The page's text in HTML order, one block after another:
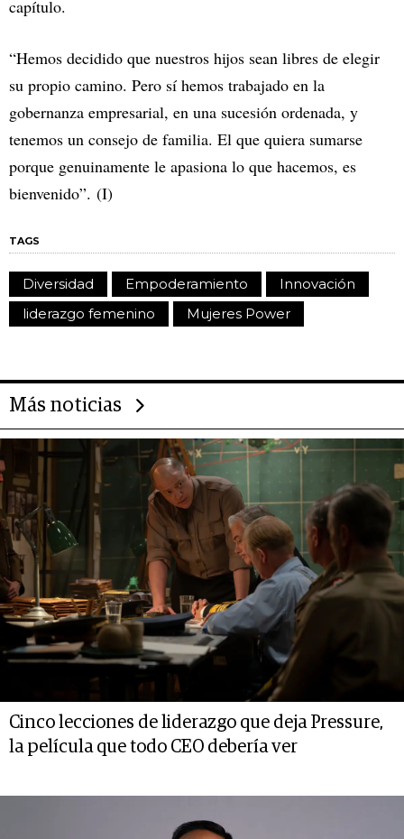
capítulo.
“Hemos decidido que nuestros hijos sean libres de elegir
su propio camino. Pero sí hemos trabajado en la
gobernanza empresarial, en una sucesión ordenada, y
tenemos un consejo de familia. El que quiera sumarse
porque genuinamente le apasiona lo que hacemos, es
bienvenido”. (I)
TAGS
Diversidad Empoderamiento
Innovación
liderazgo femenino
Mujeres Power
Más noticias
Cinco lecciones de liderazgo que deja Pressure,
la película que todo CEO debería ver